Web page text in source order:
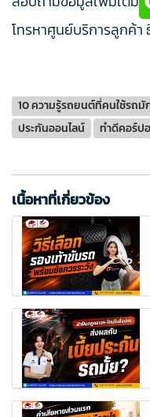
โทรหาศูนย์บริการลูกค้า
10 ความรู้รถยนต์ที่คนใช้รถมั
ประกันออนไลน์
ทำดีคอร์ป
เนื้อหาที่เกี่ยวข้อง